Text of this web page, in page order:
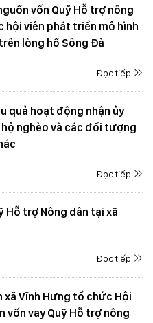
vốn Quỹ Hỗ trợ nông
hội viên phát triển mô hình
lòng hồ Sông Đà
Đọc tiếp
quả hoạt động nhận ủy
nghèo và các đối tượng
Đọc tiếp
Hỗ trợ Nông dân tại xã
Đọc tiếp
xã Vĩnh Hưng tổ chức Hội
vốn vay Quỹ Hỗ trợ nông